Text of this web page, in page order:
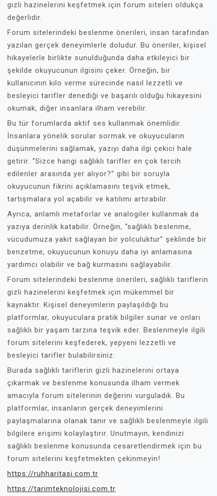
gizli hazinelerini keşfetmek için forum siteleri oldukça
değerlidir.
Forum sitelerindeki beslenme önerileri, insan tarafından
yazılan gerçek deneyimlerle doludur. Bu öneriler, kişisel
hikayelerle birlikte sunulduğunda daha etkileyici bir
şekilde okuyucunun ilgisini çeker. Örneğin, bir
kullanıcının kilo verme sürecinde nasıl lezzetli ve
besleyici tarifler denediği ve başarılı olduğu hikayesini
okumak, diğer insanlara ilham verebilir.
Bu tür forumlarda aktif ses kullanmak önemlidir.
İnsanlara yönelik sorular sormak ve okuyucuların
düşünmelerini sağlamak, yazıyı daha ilgi çekici hale
getirir. “Sizce hangi sağlıklı tarifler en çok tercih
edilenler arasında yer alıyor?” gibi bir soruyla
okuyucunun fikrini açıklamasını teşvik etmek,
tartışmalara yol açabilir ve katılımı artırabilir.
Ayrıca, anlamlı metaforlar ve analogiler kullanmak da
yazıya derinlik katabilir. Örneğin, “sağlıklı beslenme,
vücudumuza yakıt sağlayan bir yolculuktur” şeklinde bir
benzetme, okuyucunun konuyu daha iyi anlamasına
yardımcı olabilir ve bağ kurmasını sağlayabilir.
Forum sitelerindeki beslenme önerileri, sağlıklı tariflerin
gizli hazinelerini keşfetmek için mükemmel bir
kaynaktır. Kişisel deneyimlerin paylaşıldığı bu
platformlar, okuyuculara pratik bilgiler sunar ve onları
sağlıklı bir yaşam tarzına teşvik eder. Beslenmeyle ilgili
forum sitelerini keşfederek, yepyeni lezzetli ve
besleyici tarifler bulabilirsiniz.
Burada sağlıklı tariflerin gizli hazinelerini ortaya
çıkarmak ve beslenme konusunda ilham vermek
amacıyla forum sitelerinin değerini vurguladık. Bu
platformlar, insanların gerçek deneyimlerini
paylaşmalarına olanak tanır ve sağlıklı beslenmeyle ilgili
bilgilere erişimi kolaylaştırır. Unutmayın, kendinizi
sağlıklı beslenme konusunda cesaretlendirmek için bu
forum sitelerini keşfetmekten çekinmeyin!
https://ruhharitasi.com.tr
https://tarimteknolojisi.com.tr